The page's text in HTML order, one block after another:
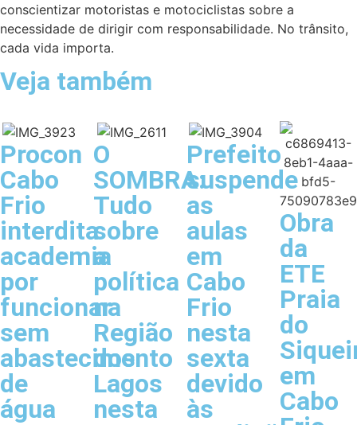
conscientizar motoristas e motociclistas sobre a
necessidade de dirigir com responsabilidade. No trânsito,
cada vida importa.
Veja também
Procon
Cabo
Frio
interdita
academia
por
funcionar
sem
abastecimento
de
água
O
SOMBRA:
Tudo
sobre
a
política
na
Região
dos
Lagos
nesta
Prefeito
suspende
as
aulas
em
Cabo
Frio
nesta
sexta
devido
às
Obra
da
ETE
Praia
do
em
Cabo